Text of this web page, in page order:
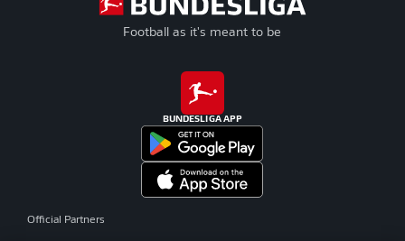
Football as it's meant to be
BUNDESLIGA APP
Official Partners